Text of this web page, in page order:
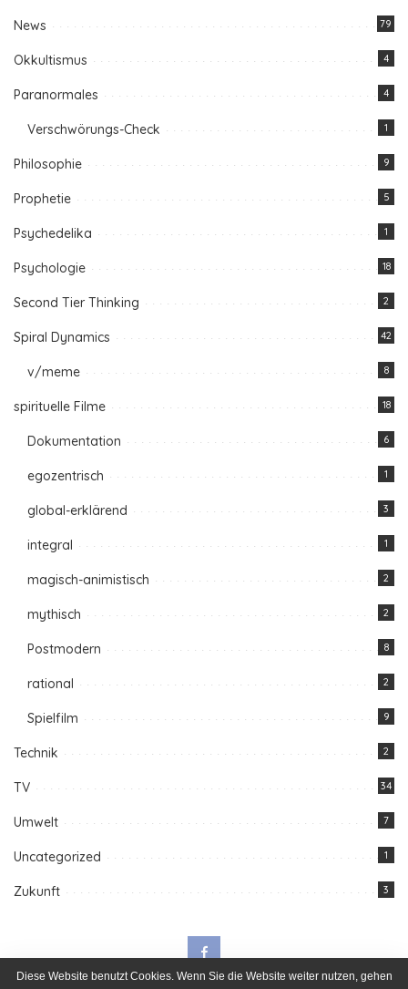
News 79
Okkultismus 4
Paranormales 4
Verschwörungs-Check 1
Philosophie 9
Prophetie 5
Psychedelika 1
Psychologie 18
Second Tier Thinking 2
Spiral Dynamics 42
v/meme 8
spirituelle Filme 18
Dokumentation 6
egozentrisch 1
global-erklärend 3
integral 1
magisch-animistisch 2
mythisch 2
Postmodern 8
rational 2
Spielfilm 9
Technik 2
TV 34
Umwelt 7
Uncategorized 1
Zukunft 3
Diese Website benutzt Cookies. Wenn Sie die Website weiter nutzen, gehen